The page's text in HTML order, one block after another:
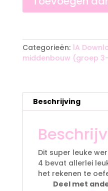
t
e
i
Categorieën: 1A
middenbouw (groep
Beschrijving
Dit super leuke
4 bevat allerlei
het rekenen te
Deel met